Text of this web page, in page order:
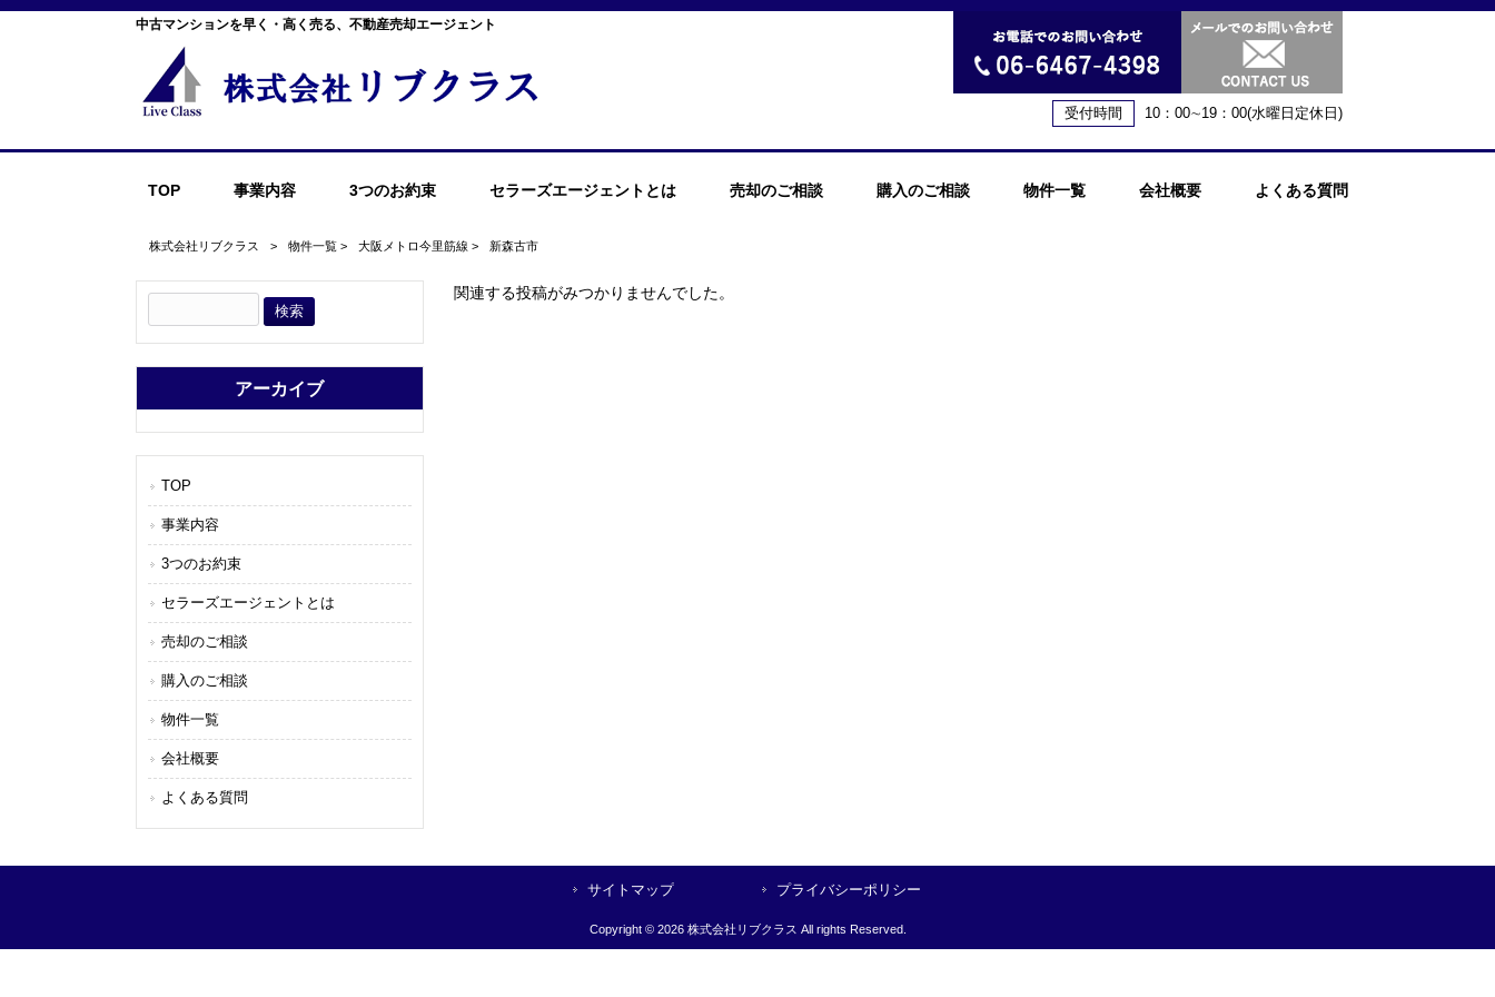
中古マンションを早く・高く売る、不動産売却エージェント
受付時間 10：00∼19：00(水曜日定休日)
TOP 事業内容 3つのお約束 セラーズエージェントとは 売却のご相談 購入のご相談 物件一覧 会社概要 よくある質問
株式会社リブクラス > 物件一覧 > 大阪メトロ今里筋線 > 新森古市
関連する投稿がみつかりませんでした。
アーカイブ
TOP
事業内容
3つのお約束
セラーズエージェントとは
売却のご相談
購入のご相談
物件一覧
会社概要
よくある質問
サイトマップ プライバシーポリシー
Copyright © 2026 株式会社リブクラス All rights Reserved.